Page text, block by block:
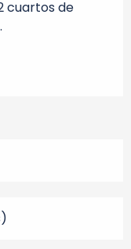
cuartos de